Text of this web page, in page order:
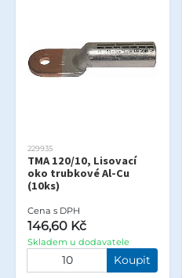
229935
TMA 120/10, Lisovací
oko trubkové Al-Cu
(10ks)
Cena s DPH
146,60 Kč
Skladem u dodavatele
Koupit